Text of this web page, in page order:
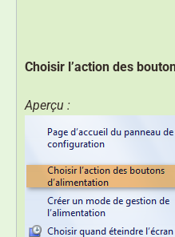
Choisir l’action des
Aperçu :